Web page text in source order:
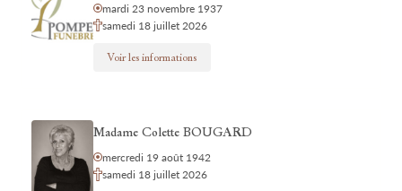
mardi 23 novembre 1937
samedi 18 juillet 2026
Voir les informations
Madame Colette BOUGARD
mercredi 19 août 1942
samedi 18 juillet 2026